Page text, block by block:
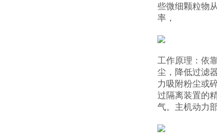
些微细颗粒物
率，
工作原理：依
尘，降低过滤
力吸附粉尘或
过隔离装置的
气。主机动力